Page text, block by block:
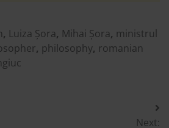
, Luiza Șora, Mihai Șora, ministrul
, philosophy, romanian
Next: